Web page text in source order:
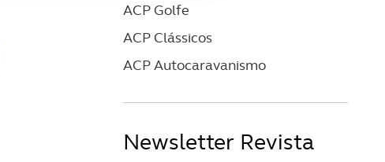
apenas com o seu
a prestar.
na sua experiência de
ACP Golfe
ACP Clássicos
ACP Autocaravanismo
Newsletter Revista